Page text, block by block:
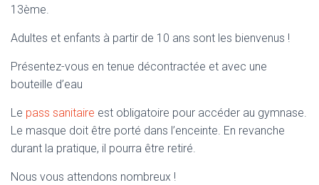
13ème.
Adultes et enfants à partir de 10 ans sont les bienvenus !
Présentez-vous en tenue décontractée et avec une
bouteille d’eau
Le pass sanitaire est obligatoire pour accéder au gymnase.
Le masque doit être porté dans l’enceinte. En revanche
durant la pratique, il pourra être retiré.
Nous vous attendons nombreux !